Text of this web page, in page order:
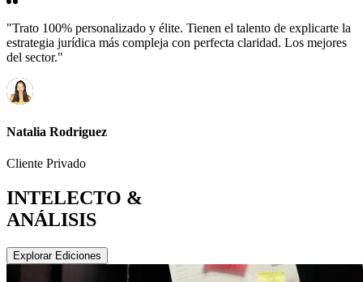
"Trato 100% personalizado y élite. Tienen el talento de explicarte la
estrategia jurídica más compleja con perfecta claridad. Los mejores
del sector."
Natalia Rodriguez
Cliente Privado
INTELECTO &
ANÁLISIS
Explorar Ediciones